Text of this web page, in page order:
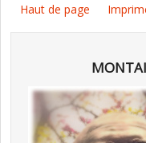
Haut de page